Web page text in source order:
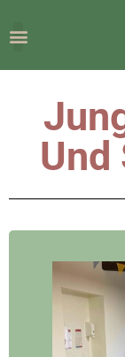
Und